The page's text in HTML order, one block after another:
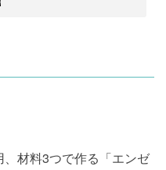
、材料3つで作る「エンゼ